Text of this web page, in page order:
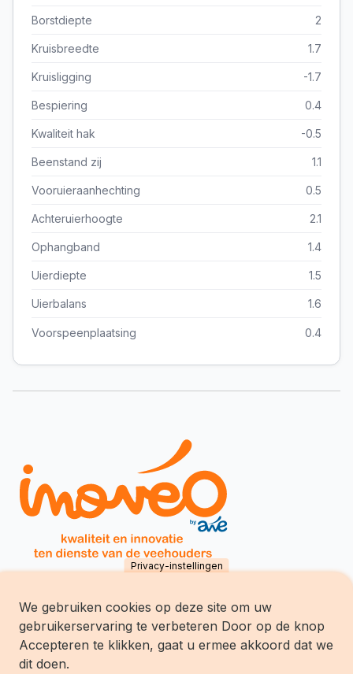
Borstdiepte 2
Kruisbreedte 1.7
Kruisligging -1.7
Bespiering 0.4
Kwaliteit hak -0.5
Beenstand zij 1.1
Vooruieraanhechting 0.5
Achteruierhoogte 2.1
Ophangband 1.4
Uierdiepte 1.5
Uierbalans 1.6
Voorspeenplaatsing 0.4
Inovéo SCES
chemin du Tersoit 32
B-5590 Ciney
Tél.: +32 (0)83/68.70.70
Privacy-instellingen
We gebruiken cookies op deze site om uw
gebruikerservaring te verbeteren Door op de knop
Accepteren te klikken, gaat u ermee akkoord dat we
dit doen.